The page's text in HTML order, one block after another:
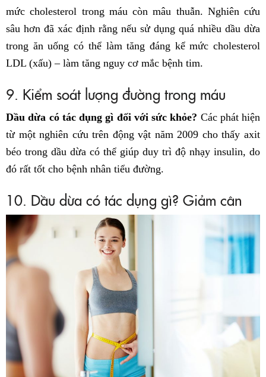
mức cholesterol trong máu còn mâu thuẫn. Nghiên cứu
sâu hơn đã xác định rằng nếu sử dụng quá nhiều dầu dừa
trong ăn uống có thể làm tăng đáng kể mức cholesterol
LDL (xấu) – làm tăng nguy cơ mắc bệnh tim.
9. Kiểm soát lượng đường trong máu
Dầu dừa có tác dụng gì đối với sức khỏe? Các phát hiện
từ một nghiên cứu trên động vật năm 2009 cho thấy axit
béo trong dầu dừa có thể giúp duy trì độ nhạy insulin, do
đó rất tốt cho bệnh nhân tiểu đường.
10. Dầu dừa có tác dụng gì? Giảm cân